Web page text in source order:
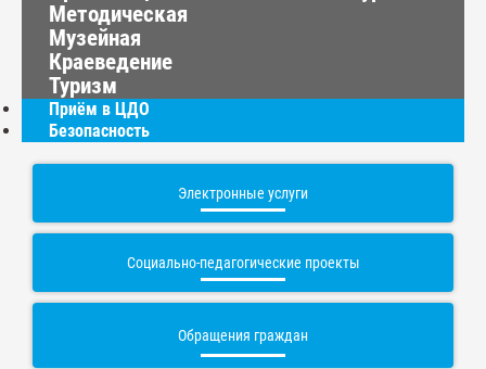
Методическая
Музейная
Краеведение
Туризм
Приём в ЦДО
Безопасность
Электронные услуги
Социально-педагогические проекты
Обращения граждан